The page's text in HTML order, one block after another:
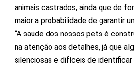
animais castrados, ainda que de
maior a probabilidade de garantir
“A saúde dos nossos pets é
na atenção aos detalhes, já que
silenciosas e difíceis de identificar